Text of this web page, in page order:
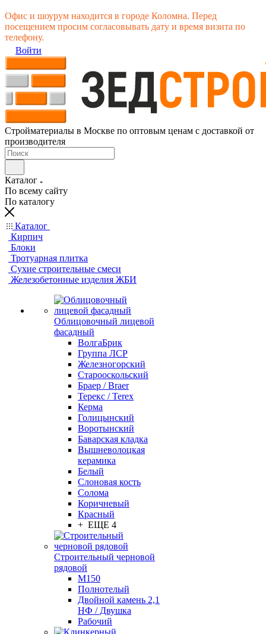
Офис и шоурум находится в городе Коломна. Перед
посещением просим согласовывать дату и время визита по
телефону.
Войти
Стройматериалы в Москве по оптовым ценам с доставкой от
производителя
Каталог
По всему сайту
По каталогу
Каталог
Кирпич
Блоки
Тротуарная плитка
Сухие строительные смеси
Железобетонные изделия ЖБИ
Облицовочный лицевой
фасадный
ВолгаБрик
Группа ЛСР
Железногорский
Старооскольский
Браер / Braer
Терекс / Terex
Керма
Голицынский
Воротынский
Баварская кладка
Вышневолоцкая
керамика
Белый
Слоновая кость
Солома
Коричневый
Красный
+ ЕЩЕ 4
Строительный черновой
рядовой
М150
Полнотелый
Двойной камень 2,1
НФ / Двушка
Рабочий